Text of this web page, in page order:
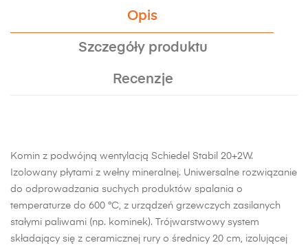
Opis
Szczegóły produktu
Recenzje
Komin z podwójną wentylacją Schiedel Stabil 20+2W.
Izolowany płytami z wełny mineralnej. Uniwersalne rozwiązanie
do odprowadzania suchych produktów spalania o
temperaturze do 600 °C, z urządzeń grzewczych zasilanych
stałymi paliwami (np. kominek). Trójwarstwowy system
składający się z ceramicznej rury o średnicy 20 cm, izolującej